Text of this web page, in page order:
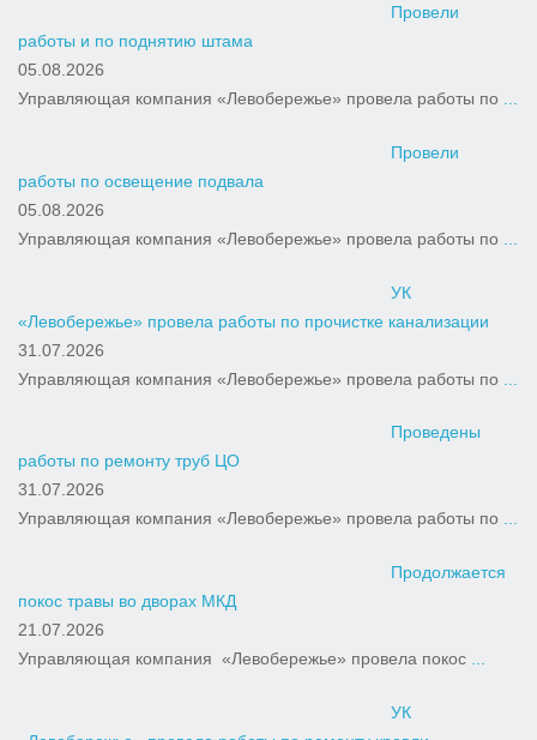
Провели
работы и по поднятию штама
05.08.2026
Управляющая компания «Левобережье» провела работы по ...
Провели
работы по освещение подвала
05.08.2026
Управляющая компания «Левобережье» провела работы по
УК
«Левобережье» провела работы по прочистке канализации
31.07.2026
Управляющая компания «Левобережье» провела работы по
Проведены
работы по ремонту труб ЦО
31.07.2026
Управляющая компания «Левобережье» провела работы по ...
Продолжается
покос травы во дворах МКД
21.07.2026
Управляющая компания «Левобережье» провела покос
УК